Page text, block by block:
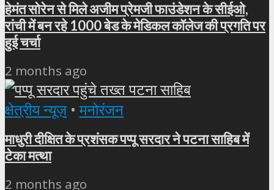
हेमंत सोरेन से मिले अजीम प्रेमजी फाउंडेशन के सीईओ,
रांची में बन रहे 1000 बेड के मेडिकल कॉलेज की प्रगति पर
हुई चर्चा
2 months ago
क्षेत्रीय न्यूज़ • मनोरंजन
माधुरी दीक्षित के प्रशंसक पप्पू सरदार ने पटना साहिब में
टेका मत्था
2 months ago